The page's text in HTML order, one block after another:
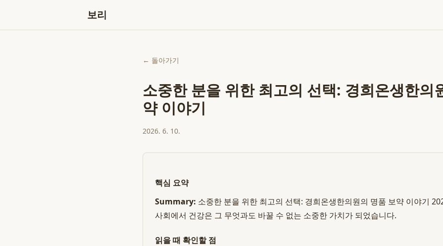
보리
← 돌아가기
소중한 분을 위한 최고의 선택: 경희온생한의
약 이야기
2026. 6. 10.
핵심 요약
Summary: 소중한 분을 위한 최고의 선택: 경희온생한의원의 명품 보약 이야기
사회에서 건강은 그 무엇과도 바꿀 수 없는 소중한 가치가 되었습니다.
읽을 때 확인할 점